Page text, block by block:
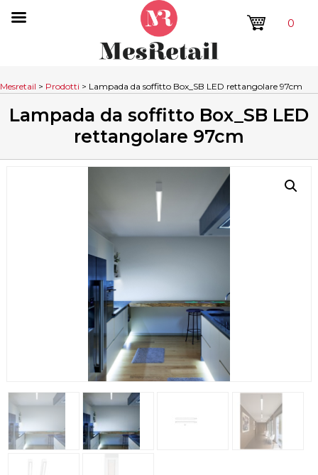
0
Mesretail > Prodotti > Lampada da soffitto Box_SB LED rettangolare 97cm
Lampada da soffitto Box_SB LED
rettangolare 97cm